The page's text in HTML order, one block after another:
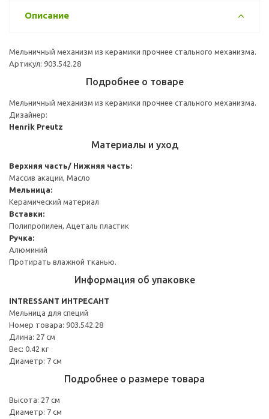
Описание
Мельничный механизм из керамики прочнее стального механизма.
Артикул: 903.542.28
Подробнее о товаре
Мельничный механизм из керамики прочнее стального механизма.
Дизайнер:
Henrik Preutz
Материалы и уход
Верхняя часть/ Нижняя часть:
Массив акации, Масло
Мельница:
Керамический материал
Вставки:
Полипропилен, Ацеталь пластик
Ручка:
Алюминий
Протирать влажной тканью.
Информация об упаковке
INTRESSANT ИНТРЕСАНТ
Мельница для специй
Номер товара: 903.542.28
Длина: 27 см
Вес: 0.42 кг
Диаметр: 7 см
Подробнее о размере товара
Высота: 27 см
Диаметр: 7 см